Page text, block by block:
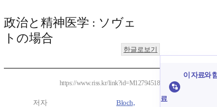
政治と精神医学 : ソヴェ
トの場合
한글로보기
https://www.riss.kr/link?id=M12794518
저자
Bloch,
이 자료와
료